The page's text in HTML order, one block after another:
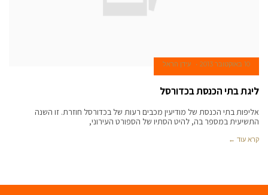
10 באוקטובר 2013 עידן הראל
ליגת בתי הכנסת בכדורסל
אליפות בתי הכנסת של מודיעין מכבים רעות של בכדורסל חוזרת. זו השנה
התשיעית במספר בה, להיט הסתיו של הספורט העירוני,
קרא עוד ←